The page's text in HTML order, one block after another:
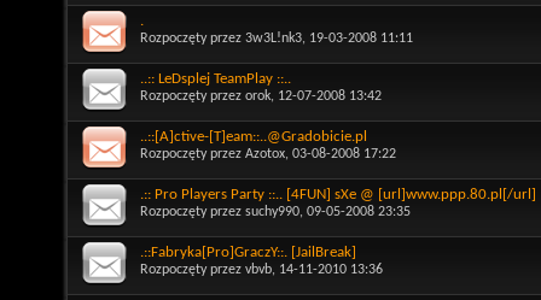
.
Rozpoczęty przez 3w3L!nk3, 19-03-2008 11:11
..:: LeDsplej TeamPlay ::..
Rozpoczęty przez orok, 12-07-2008 13:42
..::[A]ctive-[T]eam::..@Gradobicie.pl
Rozpoczęty przez Azotox, 03-08-2008 17:22
.:: Pro Players Party ::.. [4FUN] sXe @ [url]www.ppp.80.pl[/url]
Rozpoczęty przez suchy990, 09-05-2008 23:35
.::Fabryka[Pro]GraczY::. [JailBreak]
Rozpoczęty przez vbvb, 14-11-2010 13:36